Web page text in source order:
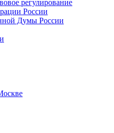
регулирование
России
Думы России